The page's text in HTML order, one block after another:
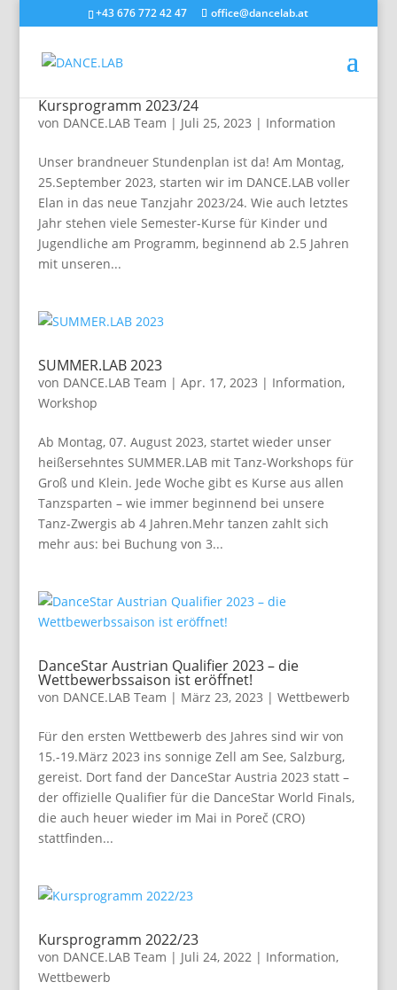
+43 676 772 42 47 office@dancelab.at
Kursprogramm 2023/24
von DANCE.LAB Team | Juli 25, 2023 | Information
Unser brandneuer Stundenplan ist da! Am Montag,
25.September 2023, starten wir im DANCE.LAB voller
Elan in das neue Tanzjahr 2023/24. Wie auch letztes
Jahr stehen viele Semester-Kurse für Kinder und
Jugendliche am Programm, beginnend ab 2.5 Jahren
mit unseren...
SUMMER.LAB 2023
von DANCE.LAB Team | Apr. 17, 2023 | Information,
Workshop
Ab Montag, 07. August 2023, startet wieder unser
heißersehntes SUMMER.LAB mit Tanz-Workshops für
Groß und Klein. Jede Woche gibt es Kurse aus allen
Tanzsparten – wie immer beginnend bei unsere
Tanz-Zwergis ab 4 Jahren.Mehr tanzen zahlt sich
mehr aus: bei Buchung von 3...
DanceStar Austrian Qualifier 2023 – die
Wettbewerbssaison ist eröffnet!
von DANCE.LAB Team | März 23, 2023 | Wettbewerb
Für den ersten Wettbewerb des Jahres sind wir von
15.-19.März 2023 ins sonnige Zell am See, Salzburg,
gereist. Dort fand der DanceStar Austria 2023 statt –
der offizielle Qualifier für die DanceStar World Finals,
die auch heuer wieder im Mai in Poreč (CRO)
stattfinden...
Kursprogramm 2022/23
von DANCE.LAB Team | Juli 24, 2022| Information,
Wettbewerb